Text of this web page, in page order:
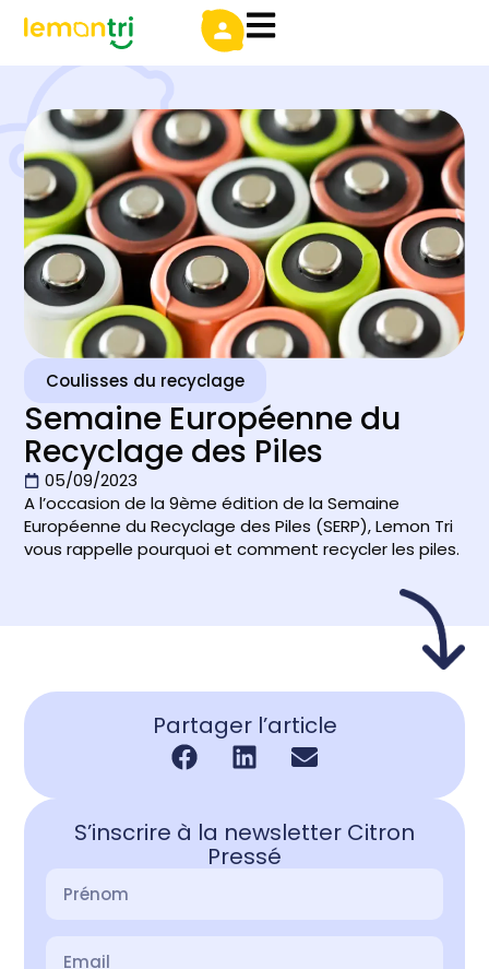
Coulisses du recyclage
Semaine Européenne du
Recyclage des Piles
05/09/2023
A l’occasion de la 9ème édition de la Semaine
Européenne du Recyclage des Piles (SERP), Lemon Tri
vous rappelle pourquoi et comment recycler les piles.
Partager l’article
S’inscrire à la newsletter Citron
Pressé